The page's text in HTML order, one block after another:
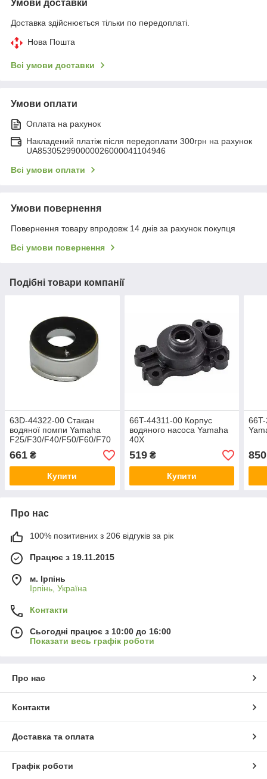
Умови доставки
Доставка здійснюється тільки по передоплаті.
Нова Пошта
Всі умови доставки
Умови оплати
Оплата на рахунок
Накладений платіж після передоплати 300грн на рахунок
UA853052990000026000041104946
Всі умови оплати
Умови повернення
Повернення товару впродовж 14 днів за рахунок покупця
Всі умови повернення
Подібні товари компанії
63D-44322-00 Стакан
водяної помпи Yamaha
F25/F30/F40/F50/F60/F70
661 ₴
Купити
66T-44311-00 Корпус
водяного насоса Yamaha
40X
519₴
Купити
850
Про нас
100% позитивних з 206 відгуків за рік
Працює з 19.11.2015
м. Ірпінь
Ірпінь, Україна
Контакти
Сьогодні працює з 10:00 до 16:00
Показати весь графік роботи
Про нас
Контакти
Доставка та оплата
Графік роботи